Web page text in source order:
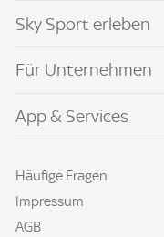
Sky Sport erleben
Für Unternehmen
App & Services
Häufige Fragen
Impressum
AGB